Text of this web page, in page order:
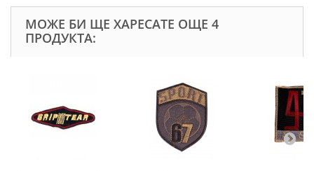
МОЖЕ БИ ЩЕ ХАРЕСАТЕ ОЩЕ 4
ПРОДУКТА: